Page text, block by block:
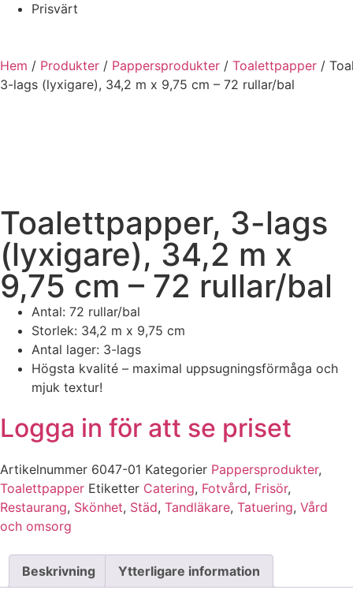
Prisvärt
Hem / Produkter / Pappersprodukter / Toalettpapper /
3-lags (lyxigare), 34,2 m x 9,75 cm – 72 rullar/bal
Toalettpapper, 3-lags
(lyxigare), 34,2 m x
9,75 cm – 72 rullar/bal
Antal: 72 rullar/bal
Storlek: 34,2 m x 9,75 cm
Antal lager: 3-lags
Högsta kvalité – maximal uppsugningsförmåga och
mjuk textur!
Logga in för att se priset
Artikelnummer 6047-01 Kategorier Pappersprodukter,
Toalettpapper Etiketter Catering, Fotvård, Frisör,
Restaurang, Skönhet, Städ, Tandläkare, Tatuering, Vård
och omsorg
Beskrivning Ytterligare information